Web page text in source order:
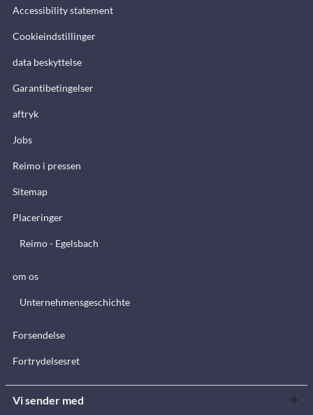
Accessibility statement
Cookieindstillinger
data beskyttelse
Garantibetingelser
aftryk
Jobs
Reimo i pressen
Sitemap
Placeringer
Reimo - Egelsbach
om os
Unternehmensgeschichte
Forsendelse
Fortrydelsesret
Vi sender med